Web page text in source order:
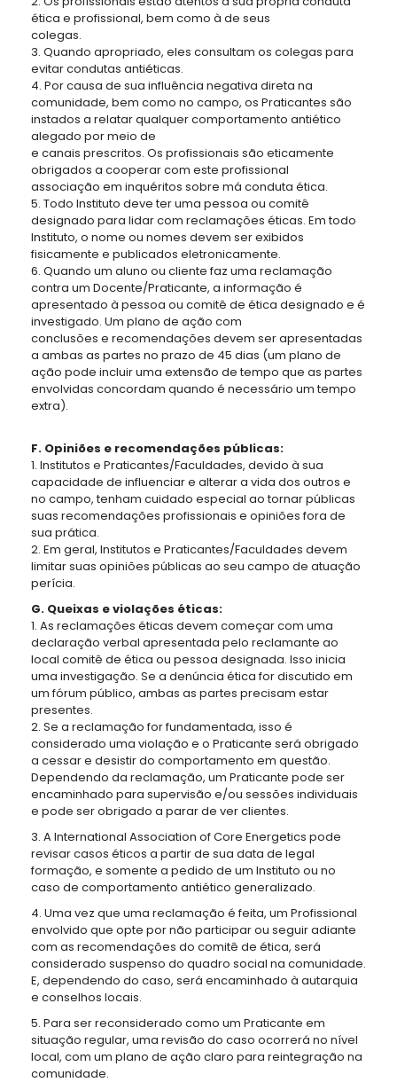
ética e profissional, bem como à de seus
colegas.
3. Quando apropriado, eles consultam os colegas para
evitar condutas antiéticas.
4. Por causa de sua influência negativa direta na
comunidade, bem como no campo, os Praticantes são
instados a relatar qualquer comportamento antiético
alegado por meio de
e canais prescritos. Os profissionais são eticamente
obrigados a cooperar com este profissional
associação em inquéritos sobre má conduta ética.
5. Todo Instituto deve ter uma pessoa ou comitê
designado para lidar com reclamações éticas. Em todo
Instituto, o nome ou nomes devem ser exibidos
fisicamente e publicados eletronicamente.
6. Quando um aluno ou cliente faz uma reclamação
contra um Docente/Praticante, a informação é
apresentado à pessoa ou comitê de ética designado e é
investigado. Um plano de ação com
conclusões e recomendações devem ser apresentadas
a ambas as partes no prazo de 45 dias (um plano de
ação pode incluir uma extensão de tempo que as partes
envolvidas concordam quando é necessário um tempo
extra).
F. Opiniões e recomendações públicas:
1. Institutos e Praticantes/Faculdades, devido à sua
capacidade de influenciar e alterar a vida dos outros e
no campo, tenham cuidado especial ao tornar públicas
suas recomendações profissionais e opiniões fora de
sua prática.
2. Em geral, Institutos e Praticantes/Faculdades devem
limitar suas opiniões públicas ao seu campo de atuação
perícia.
G. Queixas e violações éticas:
1. As reclamações éticas devem começar com uma
declaração verbal apresentada pelo reclamante ao
local comitê de ética ou pessoa designada. Isso inicia
uma investigação. Se a denúncia ética for discutido em
um fórum público, ambas as partes precisam estar
presentes.
2. Se a reclamação for fundamentada, isso é
considerado uma violação e o Praticante será obrigado
a cessar e desistir do comportamento em questão.
Dependendo da reclamação, um Praticante pode ser
encaminhado para supervisão e/ou sessões individuais
e pode ser obrigado a parar de ver clientes.
3. A International Association of Core Energetics pode
revisar casos éticos a partir de sua data de legal
formação, e somente a pedido de um Instituto ou no
caso de comportamento antiético generalizado.
4. Uma vez que uma reclamação é feita, um Profissional
envolvido que opte por não participar ou seguir adiante
com as recomendações do comitê de ética, será
considerado suspenso do quadro social na comunidade.
E, dependendo do caso, será encaminhado à autarquia
e conselhos locais.
5. Para ser reconsiderado como um Praticante em
situação regular, uma revisão do caso ocorrerá no nível
local, com um plano de ação claro para reintegração na
comunidade.